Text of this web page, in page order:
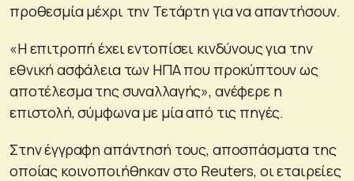
προθεσμία μέχρι την Τετάρτη για να απαντήσουν.
«Η επιτροπή έχει εντοπίσει κινδύνους για την
εθνική ασφάλεια των ΗΠΑ που προκύπτουν ως
αποτέλεσμα της συναλλαγής», ανέφερε η
επιστολή, σύμφωνα με μία από τις πηγές.
Στην έγγραφη απάντησή τους, αποσπάσματα της
οποίας κοινοποιήθηκαν στο Reuters, οι εταιρείες